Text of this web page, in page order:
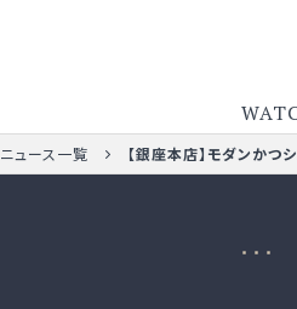
ニュース一覧 【銀座本店】モダンかつ